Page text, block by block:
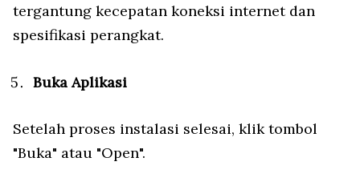
tergantung kecepatan koneksi internet dan
spesifikasi perangkat.
Buka Aplikasi
Setelah proses instalasi selesai, klik tombol
"Buka" atau "Open".